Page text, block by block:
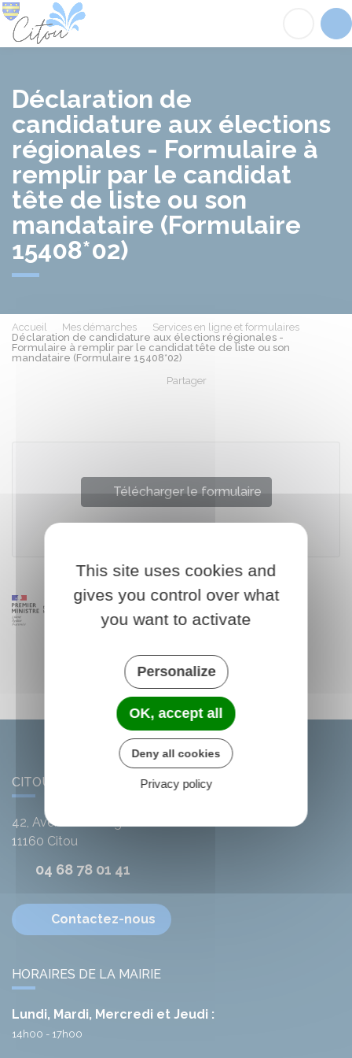
Déclaration de
candidature aux élections
régionales - Formulaire à
remplir par le candidat
tête de liste ou son
mandataire (Formulaire
15408*02)
Accueil Mes démarches
Services en ligne et formulaires
Déclaration de candidature aux élections régionales -
Formulaire à remplir par le candidat tête de liste ou son
mandataire (Formulaire 15408*02)
Partager
Télécharger le formulaire
CITOU
42, Avenue de l'Argent-Double
11160 Citou
04 68 78 01 41
Contactez-nous
HORAIRES DE LA MAIRIE
Lundi, Mardi, Mercredi et Jeudi :
14h00 - 17h00
This site uses cookies and
gives you control over what
you want to activate
Personalize
OK, accept all
Deny all cookies
Privacy policy